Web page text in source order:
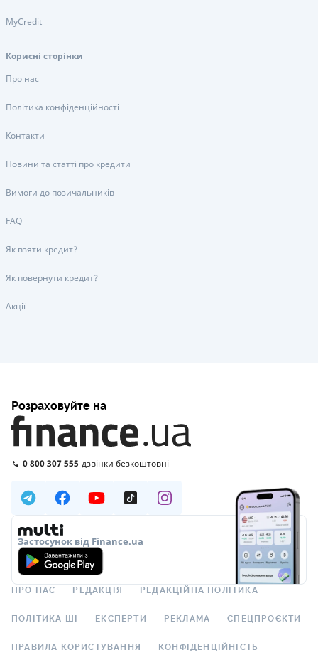
MyCredit
Корисні сторінки
Про нас
Політика конфіденційності
Контакти
Новини та статті про кредити
Вимоги до позичальників
FAQ
Як взяти кредит?
Як повернути кредит?
Акції
Розраховуйте на
0 800 307 555 дзвінки безкоштовні
Застосунок від Finance.ua
ПРО НАС РЕДАКЦІЯ РЕДАКЦІЙНА ПОЛІТИКА
ПОЛІТИКА ШІ ЕКСПЕРТИ РЕКЛАМА СПЕЦПРОЄКТИ
ПРАВИЛА КОРИСТУВАННЯ КОНФІДЕНЦІЙНІСТЬ